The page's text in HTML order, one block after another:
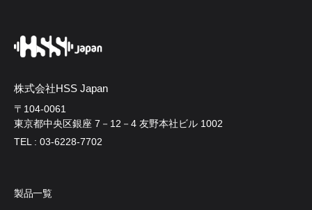
株式会社HSS Japan
〒104-0061
東京都中央区銀座 7－12－4 友野本社ビル 1002
TEL : 03-6228-7702
製品一覧